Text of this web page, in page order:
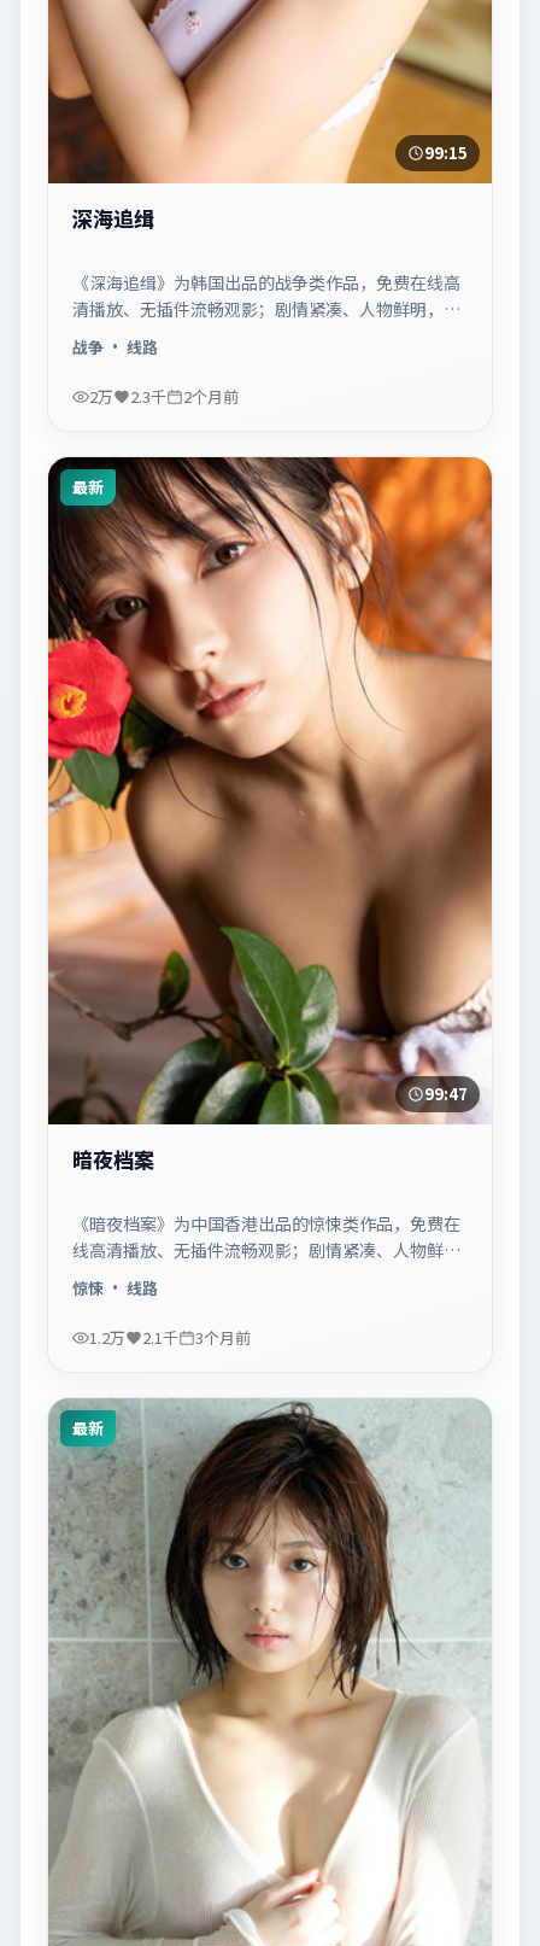
99:15
深海追缉
《深海追缉》为韩国出品的战争类作品，免费在线高
清播放、无插件流畅观影；剧情紧凑、人物鲜明，适
合休闲一口气追看。
战争· 线路
2万 2.3千 2个月前
最新
99:47
暗夜档案
《暗夜档案》为中国香港出品的惊悚类作品，免费在
线高清播放、无插件流畅观影；剧情紧凑、人物鲜
明，适合休闲一口气追看。
惊悚 · 线路
1.2万 2.1千 3个月前
最新